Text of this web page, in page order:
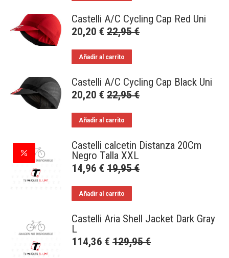
Castelli A/C Cycling Cap Red Uni
20,20 € 22,95€
Añadir al carrito
Castelli A/C Cycling Cap Black Uni
20,20 € 22,95€
Añadir al carrito
Castelli calcetin Distanza 20Cm
Negro Talla XXL
14,96 € 19,95€
Añadir al carrito
Castelli Aria Shell Jacket Dark Gray
L
114,36 € 129,95€